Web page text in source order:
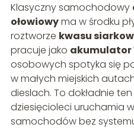
Klasyczny samochodowy
ołowiowyma w środku
roztworze kwasu
pracuje jako akumulator
osobowych spotyka się
w małych miejskich
dieslach. To dokładnie
dziesięcioleci uruchamia
samochodów bez